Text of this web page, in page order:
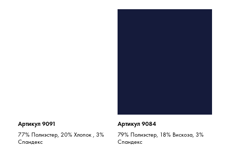
Артикул 9091
77% Полиэстер, 20% Хлопок , 3%
Спандекс
Артикул 9084
79% Полиэстер, 18% Вискоза, 3%
Спандекс